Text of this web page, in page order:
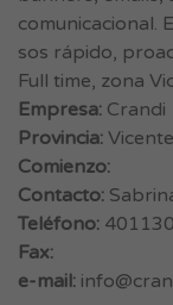
comunicacional.
sos rápido,
Full time, zona
Empresa: Crandi
Provincia:
Comienzo:
Contacto:
Teléfono:
Fax:
e-mail: